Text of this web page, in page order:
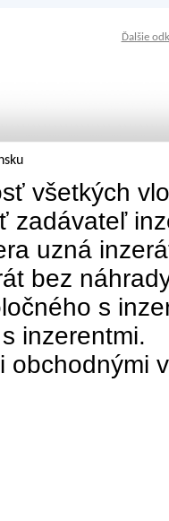
Ďalšie
všetkých
zadávateľ
uzná
bez
s
inzerentmi.
obchodnými